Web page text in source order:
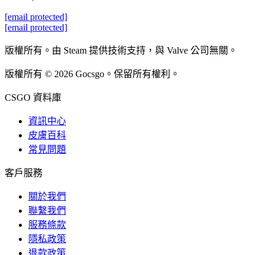
[email protected]
[email protected]
版權所有。由 Steam 提供技術支持，與 Valve 公司無關。
版權所有 © 2026 Gocsgo。保留所有權利。
CSGO 資料庫
資訊中心
皮膚百科
常見問題
客戶服務
關於我們
聯繫我們
服務條款
隱私政策
退款政策